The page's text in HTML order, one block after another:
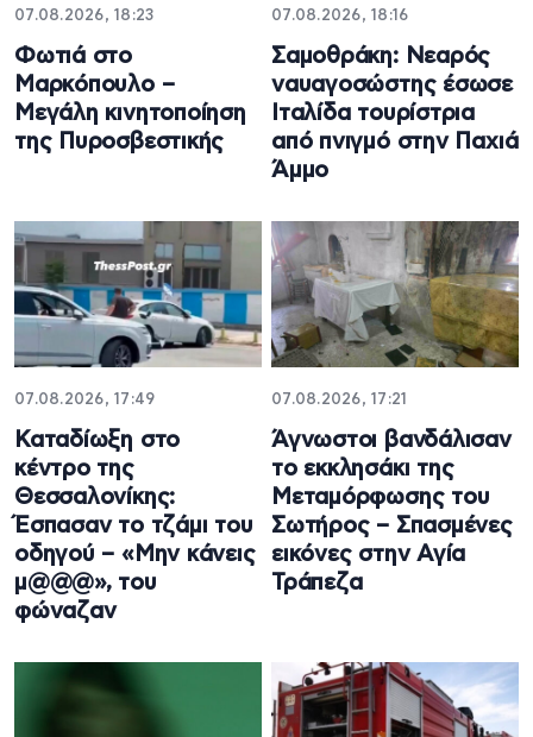
07.08.2026, 18:23
Φωτιά στο
Μαρκόπουλο –
Μεγάλη κινητοποίηση
της Πυροσβεστικής
07.08.2026, 18:16
Σαμοθράκη: Νεαρός
ναυαγοσώστης έσωσε
Ιταλίδα τουρίστρια
από πνιγμό στην Παχιά
Άμμο
07.08.2026, 17:49
Καταδίωξη στο
κέντρο της
Θεσσαλονίκης:
Έσπασαν το τζάμι του
οδηγού – «Μην κάνεις
μ@@@», του
φώναζαν
07.08.2026, 17:21
Άγνωστοι βανδάλισαν
το εκκλησάκι της
Μεταμόρφωσης του
Σωτήρος – Σπασμένες
εικόνες στην Αγία
Τράπεζα